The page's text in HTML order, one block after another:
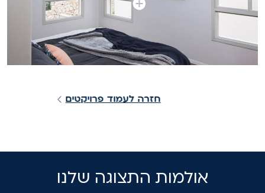
חזרה לעמוד פרויקטים
אולמות התצוגה שלנו